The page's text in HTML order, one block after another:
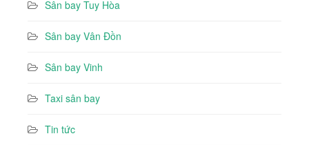
Sân bay Tuy Hòa
Sân bay Vân Đồn
Sân bay Vinh
Taxi sân bay
Tin tức